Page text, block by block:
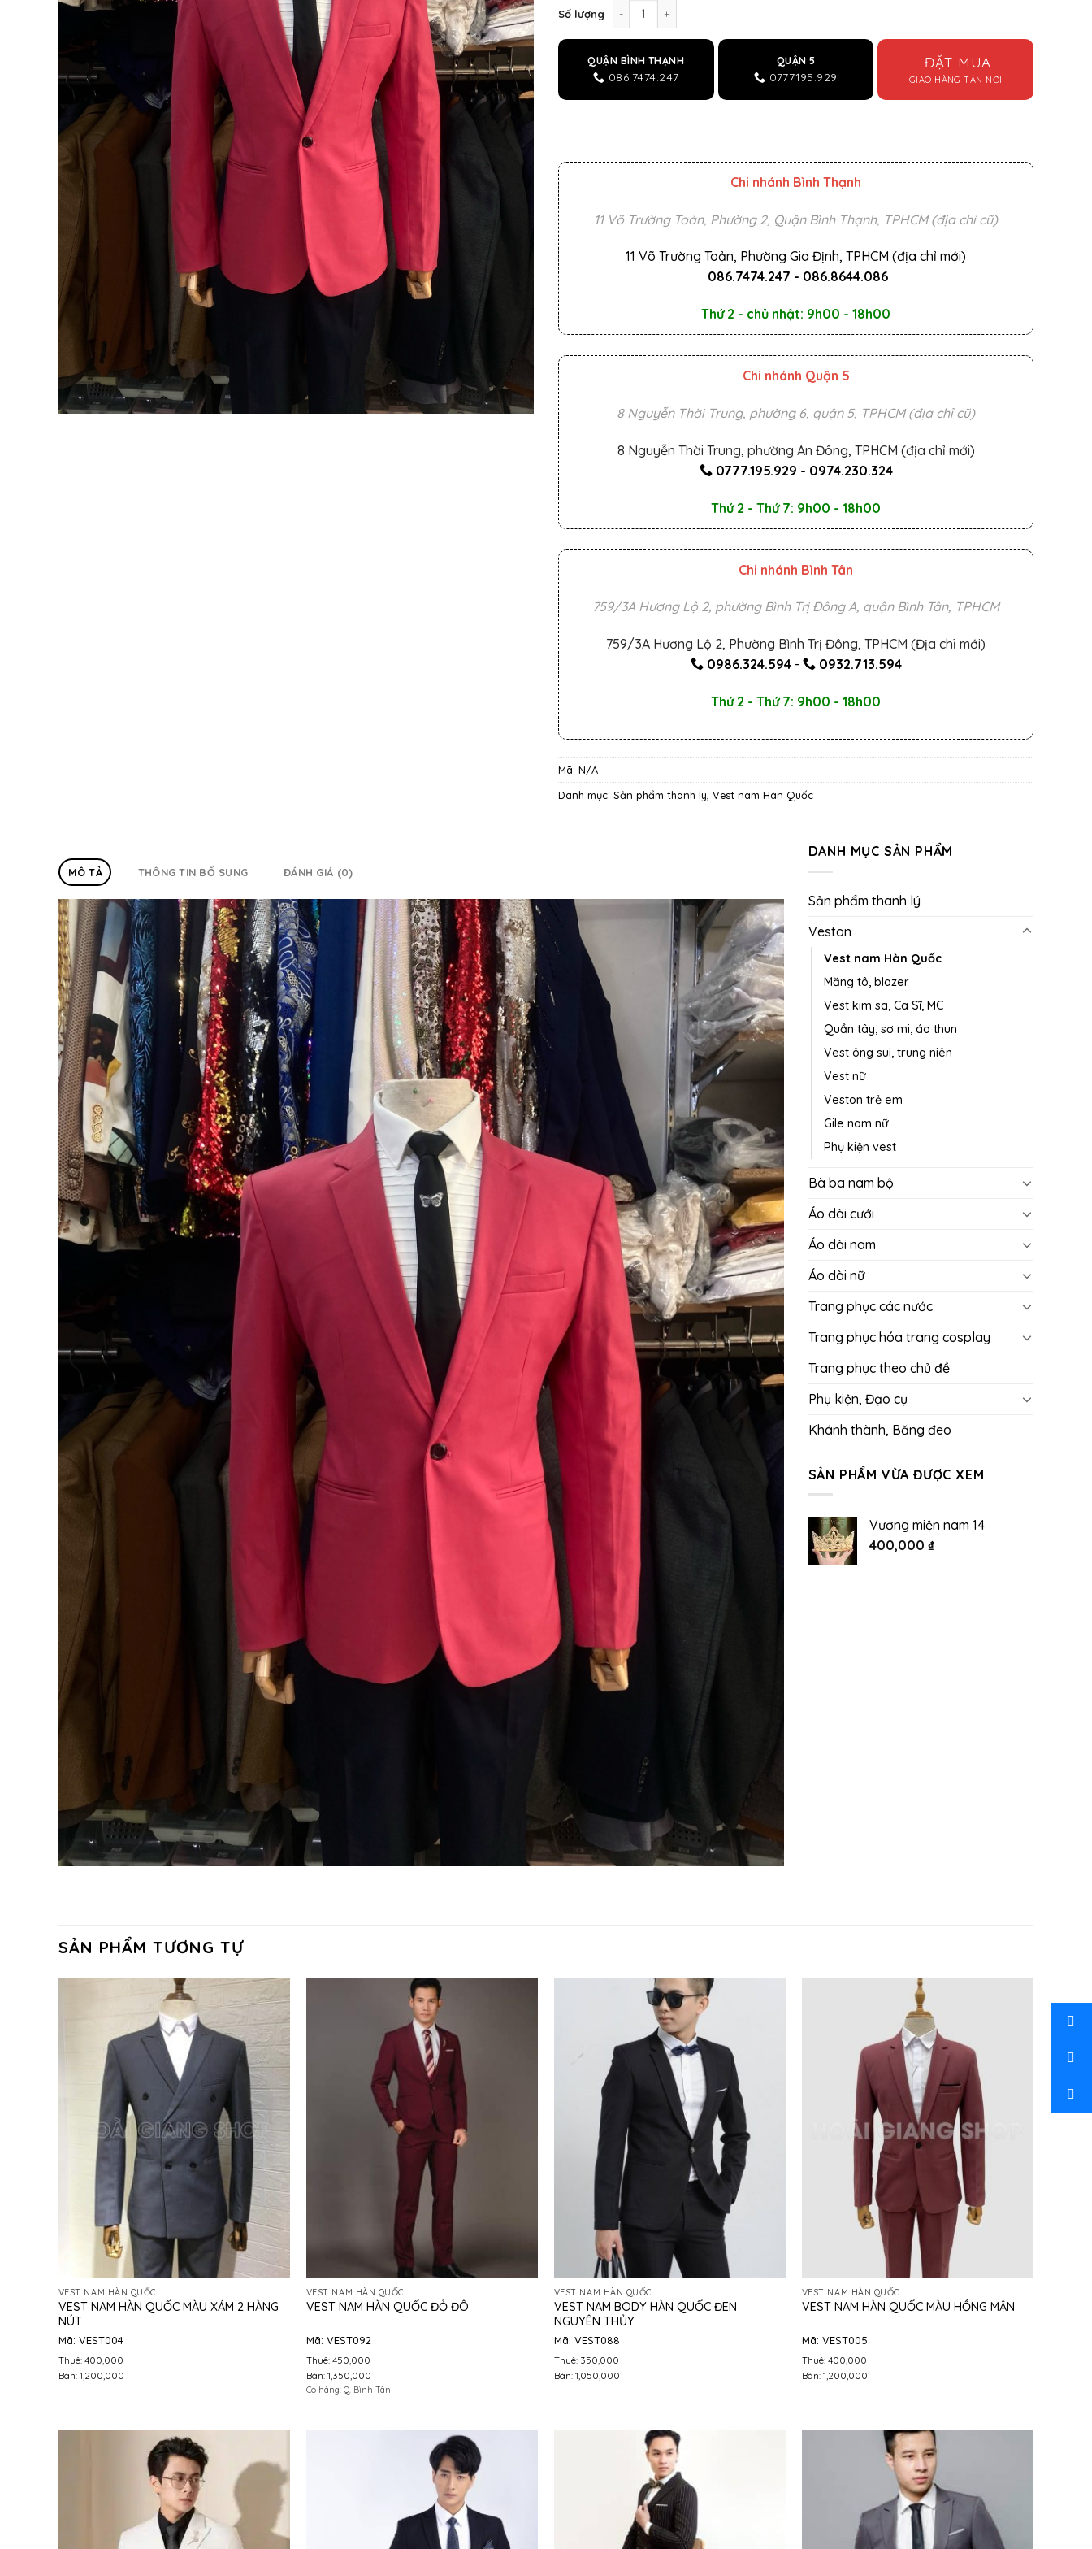
Số lượng
QUẬN BÌNH THẠNH
086.7474.247
QUẬN 5
0777.195.929
ĐẶT MUA
GIAO HÀNG TẬN NƠI
Chi nhánh Bình Thạnh
11 Võ Trường Toản, Phường 2, Quận Bình Thạnh, TPHCM (địa chỉ cũ)
11 Võ Trường Toản, Phường Gia Định, TPHCM (địa chỉ mới)
086.7474.247 - 086.8644.086
Thứ 2 - chủ nhật: 9h00 - 18h00
Chi nhánh Quận 5
8 Nguyễn Thời Trung, phường 6, quận 5, TPHCM (địa chỉ cũ)
8 Nguyễn Thời Trung, phường An Đông, TPHCM (địa chỉ mới)
0777.195.929 - 0974.230.324
Thứ 2 - Thứ 7: 9h00 - 18h00
Chi nhánh Bình Tân
759/3A Hương Lộ 2, phường Bình Trị Đông A, quận Bình Tân, TPHCM
759/3A Hương Lộ 2, Phường Bình Trị Đông, TPHCM (Địa chỉ mới)
0986.324.594- 0932.713.594
Thứ 2 - Thứ 7: 9h00 - 18h00
Mã: N/A
Danh mục: Sản phẩm thanh lý Vest nam Hàn Quốc
MÔ TẢ THÔNG TIN BỔ SUNG ĐÁNH GIÁ (0)
DANH MỤC SẢN PHẨM
Sản phẩm thanh lý
Veston
Vest nam Hàn Quốc
Măng tô, blazer
Vest kim sa, Ca Sĩ, MC
Quần tây, sơ mi, áo thun
Vest ông sui, trung niên
Vest nữ
Veston trẻ em
Gile nam nữ
Phụ kiện vest
Bà ba nam bộ
Áo dài cưới
Áo dài nam
Áo dài nữ
Trang phục các nước
Trang phục hóa trang cosplay
Trang phục theo chủ đề
Phụ kiện, Đạo cụ
Khánh thành, Băng đeo
SẢN PHẨM VỪA ĐƯỢC XEM
Vương miện nam 14
400,000 ₫
SẢN PHẨM TƯƠNG TỰ
VEST NAM HÀN QUỐC
VEST NAM HÀN QUỐC MÀU XÁM 2 HÀNG
NÚT
Mã: VEST004
Thuê: 400,000
Bán: 1,200,000
VEST NAM HÀN QUỐC
VEST NAM HÀN QUỐC ĐỎ ĐÔ
Mã: VEST092
Thuê: 450,000
Bán: 1,350,000
Có hàng: Q. Bình Tân
VEST NAM HÀN QUỐC
VEST NAM BODY HÀN QUỐC ĐEN
NGUYÊN THỦY
Mã: VEST088
Thuê: 350,000
Bán: 1,050,000
VEST NAM HÀN QUỐC
VEST NAM HÀN QUỐC MÀU HỒNG MẬN
Mã: VEST005
Thuê: 400,000
Bán: 1,200,000